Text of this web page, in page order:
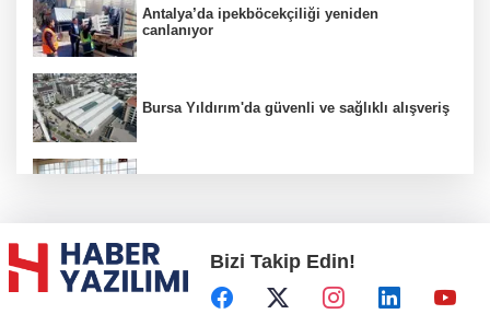
Antalya’da ipekböcekçiliği yeniden
canlanıyor
Bursa Yıldırım'da güvenli ve sağlıklı alışveriş
Başkent'in göletlerinde temizlik ve bakım
sürüyor
Bizi Takip Edin!